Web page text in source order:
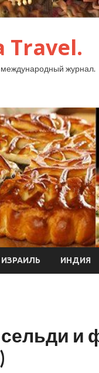
Travel.
журнал.
ИЗРАИЛЬ ИНДИЯ
и